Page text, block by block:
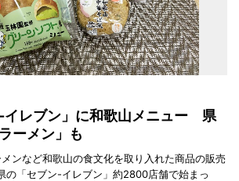
イレブン」に和歌山メニュー 県
ーメン」も
ンなど和歌山の食文化を取り入れた商品の販売
の「セブン-イレブン」約2800店舗で始まっ